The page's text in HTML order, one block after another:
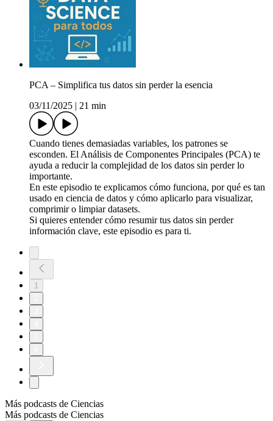
PCA – Simplifica tus datos sin perder la esencia
03/11/2025
21 min
Cuando tienes demasiadas variables, los patrones se
esconden. El Análisis de Componentes Principales (PCA) te
ayuda a reducir la complejidad de los datos sin perder lo
importante.
En este episodio te explicamos cómo funciona, por qué es tan
usado en ciencia de datos y cómo aplicarlo para visualizar,
comprimir o limpiar datasets.
Si quieres entender cómo resumir tus datos sin perder
información clave, este episodio es para ti.
1
Más podcasts de Ciencias
Más podcasts de Ciencias